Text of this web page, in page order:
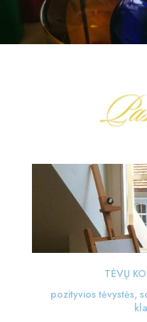
TĖVŲ
pozityvios tėvystės,